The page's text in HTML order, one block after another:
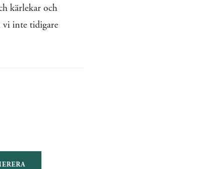
kärlekar och
vi inte tidigare